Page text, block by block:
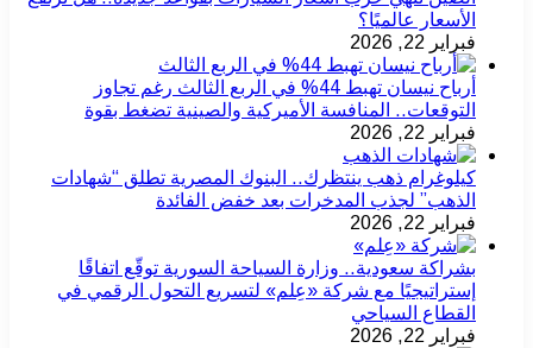
الأسعار عالميًا؟
فبراير 22, 2026
أرباح نيسان تهبط 44% في الربع الثالث رغم تجاوز
التوقعات.. المنافسة الأميركية والصينية تضغط بقوة
فبراير 22, 2026
كيلوغرام ذهب ينتظرك.. البنوك المصرية تطلق “شهادات
الذهب” لجذب المدخرات بعد خفض الفائدة
فبراير 22, 2026
بشراكة سعودية.. وزارة السياحة السورية توقّع اتفاقًا
إستراتيجيًا مع شركة «عِلم» لتسريع التحول الرقمي في
القطاع السياحي
فبراير 22, 2026